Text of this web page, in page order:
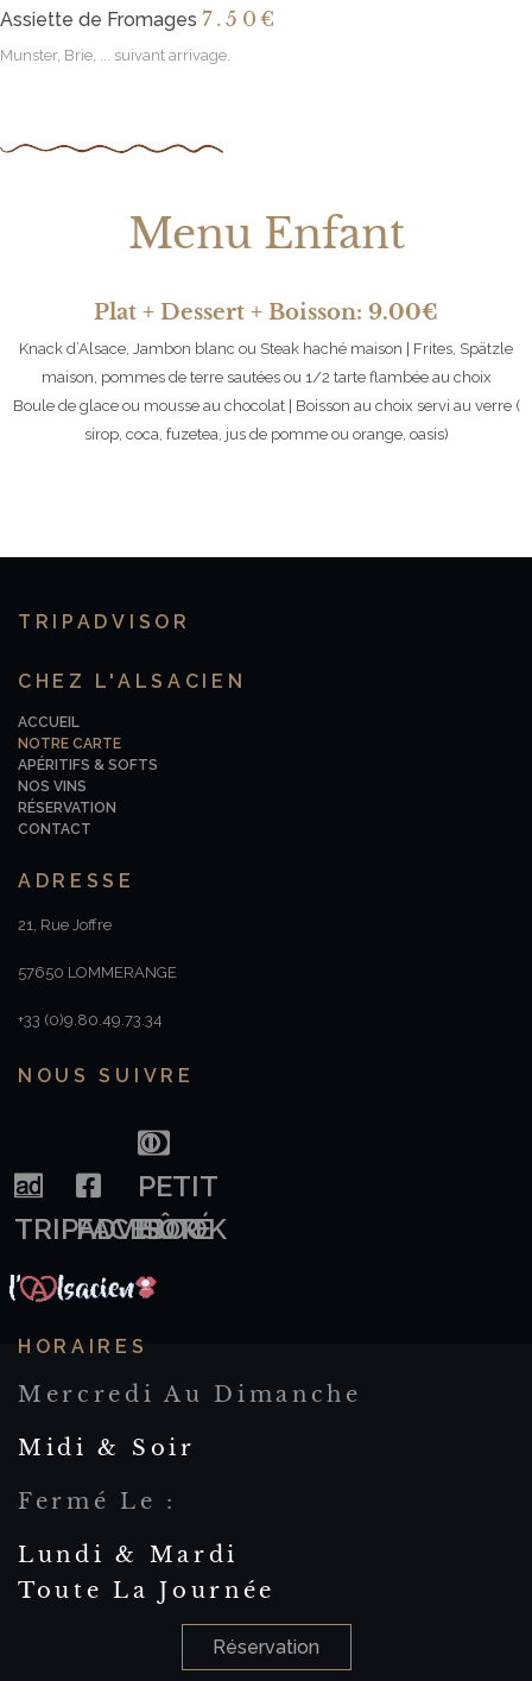
Assiette de Fromages 7.50€
Munster, Brie, ... suivant arrivage.
Menu Enfant
Plat + Dessert + Boisson: 9.00€
Knack d’Alsace, Jambon blanc ou Steak haché maison | Frites, Spätzle
maison, pommes de terre sautées ou 1/2 tarte flambée au choix
Boule de glace ou mousse au chocolat | Boisson au choix servi au verre (
sirop, coca, fuzetea, jus de pomme ou orange, oasis)
TRIPADVISOR
CHEZ L'ALSACIEN
ACCUEIL
NOTRE CARTE
APÉRITIFS & SOFTS
NOS VINS
RÉSERVATION
CONTACT
ADRESSE
21, Rue Joffre
57650 LOMMERANGE
+33 (0)9.80.49.73.34
NOUS SUIVRE
TRIPADVISOR
FACEBOOK
PETIT
FÛTÉ
HORAIRES
Mercredi Au Dimanche
Midi & Soir
Fermé Le :
Lundi & Mardi
Toute La Journée
Réservation